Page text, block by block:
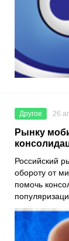
Другое 26
Рынку
Российский
обороту от
помочь